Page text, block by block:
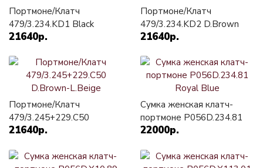
Портмоне/Клатч
479/3.234.KD1 Black
21640р.
Портмоне/Клатч
479/3.234.KD2 D.Brown
21640р.
Портмоне/Клатч
479/3.245+229.C50
D.Brown-L.Beige
21640р.
Сумка женская клатч-
портмоне P056D.234.81
Royal Blue
22000р.